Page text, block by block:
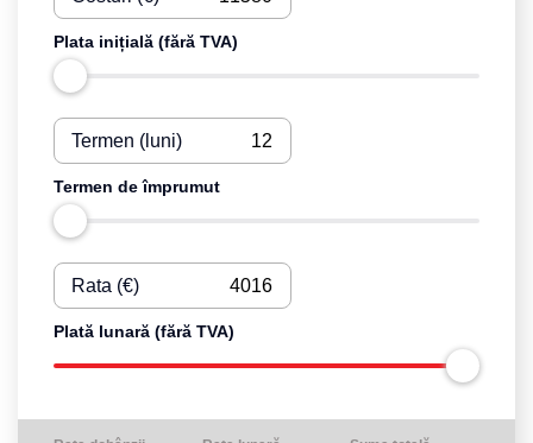
Plata inițială (fără TVA)
Termen (luni)
Termen de împrumut
Rata (€)
Plată lunară (fără TVA)